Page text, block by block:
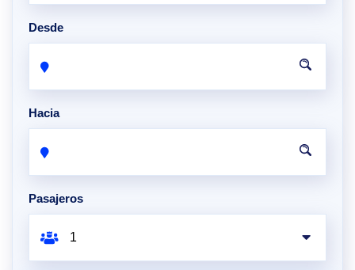
Desde
Hacia
Pasajeros